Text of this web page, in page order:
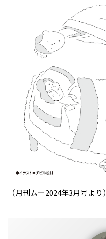
（月刊ムー2024年3月号より）